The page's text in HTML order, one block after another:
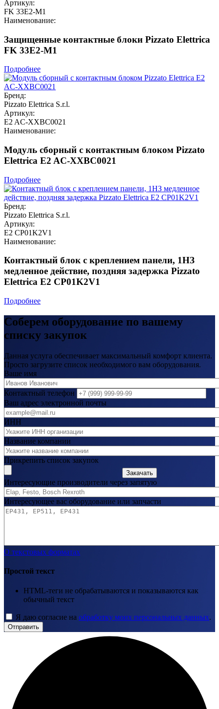
Артикул:
FK 33E2-M1
Наименование:
Защищенные контактные блоки Pizzato Elettrica
FK 33E2-M1
Подробнее
Бренд:
Pizzato Elettrica S.r.l.
Артикул:
E2 AC-XXBC0021
Наименование:
Модуль сборный с контактным блоком Pizzato
Elettrica E2 AC-XXBC0021
Подробнее
Бренд:
Pizzato Elettrica S.r.l.
Артикул:
E2 CP01K2V1
Наименование:
Контактный блок с креплением панели, 1НЗ
медленное действие, поздняя задержка Pizzato
Elettrica E2 CP01K2V1
Подробнее
Соберем оборудование по вашему
списку закупок
Данная услуга обеспечивает максимальный комфорт клиента.
Просто загрузите список необходимого вам оборудования.
Ваше имя
Контактный телефон
Ваш адрес электронной почты
ИНН
Название компании
Прикрепить список закупок
Закачать
Интересующие производители через запятую
Интересующее вас оборудование или запчасти
О текстовых форматах
Простой текст
HTML-теги не обрабатываются и показываются как
обычный текст
Я даю согласие на обработку моих персональных данных.
Отправить